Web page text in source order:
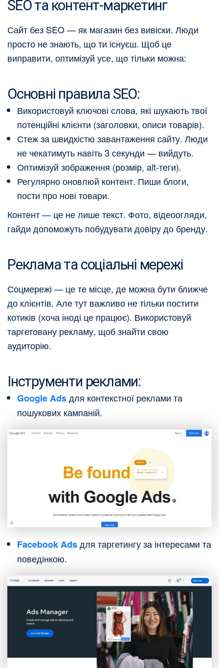
SEO та контент-маркетинг
Сайт без SEO — як магазин без вивіски. Люди
просто не знають, що ти існуєш. Щоб це
виправити, оптимізуй усе, що тільки можна:
Основні правила SEO:
Використовуй ключові слова, які шукають твої
потенційні клієнти (заголовки, описи товарів).
Стеж за швидкістю завантаження сайту. Люди
не чекатимуть навіть 3 секунди — вийдуть.
Оптимізуй зображення (розмір, alt-теги).
Регулярно оновлюй контент. Пиши блоги,
пости про нові товари.
Контент — це не лише текст. Фото, відеоогляди,
гайди допоможуть побудувати довіру до бренду.
Реклама та соціальні мережі
Соцмережі — це те місце, де можна бути ближче
до клієнтів. Але тут важливо не тільки постити
котиків (хоча іноді це працює). Використовуй
таргетовану рекламу, щоб знайти свою
аудиторію.
Інструменти реклами:
Google Adsдля контекстної реклами та
пошукових кампаній.
Facebook Adsдля таргетингу за інтересами та
поведінкою.